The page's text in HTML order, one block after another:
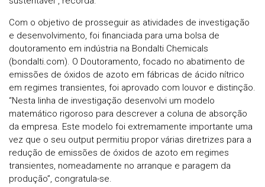
Com o objetivo de prosseguir as atividades de investigação
e desenvolvimento, foi financiada para uma bolsa de
doutoramento em indústria na Bondalti Chemicals
(bondalti.com). O Doutoramento, focado no abatimento de
emissões de óxidos de azoto em fábricas de ácido nítrico
em regimes transientes, foi aprovado com louvor e distinção.
“Nesta linha de investigação desenvolvi um modelo
matemático rigoroso para descrever a coluna de absorção
da empresa. Este modelo foi extremamente importante uma
vez que o seu output permitiu propor várias diretrizes para a
redução de emissões de óxidos de azoto em regimes
transientes, nomeadamente no arranque e paragem da
produção”, congratula-se.